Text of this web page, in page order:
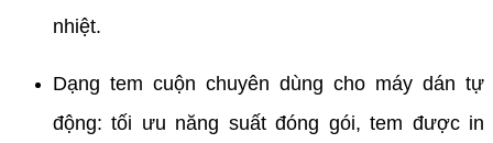
nhiệt.
Dạng tem cuộn chuyên dùng cho máy dán tự
động: tối ưu năng suất đóng gói, tem được in